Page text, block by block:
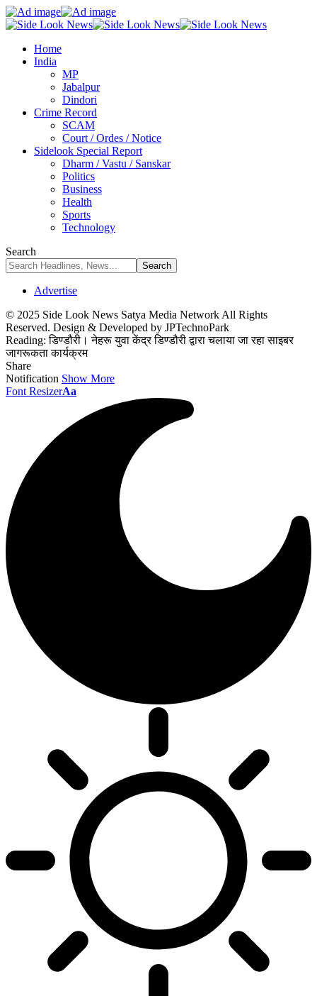
Home
India
MP
Jabalpur
Dindori
Crime Record
SCAM
Court / Ordes / Notice
Sidelook Special Report
Dharm / Vastu / Sanskar
Politics
Business
Health
Sports
Technology
Search
Advertise
© 2025 Side Look News Satya Media Network All Rights
Reserved. Design & Developed by JPTechnoPark
Reading: डिण्डौरी। नेहरू युवा केंद्र डिण्डौरी द्वारा चलाया जा रहा साइबर
जागरूकता कार्यक्रम
Share
Notification Show More
Font ResizerAa